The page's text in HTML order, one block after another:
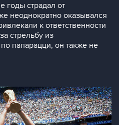
годы страдал от
неоднократно оказывался
к ответственности
стрельбу из
папарацци, он также не